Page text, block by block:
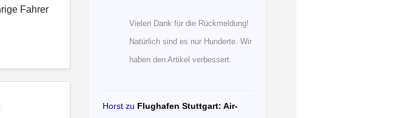
Fahrer
Vielen Dank für die Rückmeldung!
Natürlich sind es nur Hunderte. Wir
haben den Artikel verbessert.
Horstzu Flughafen Stuttgart: Air-